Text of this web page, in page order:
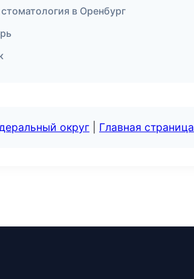
в Оренбург
округ Главная страница